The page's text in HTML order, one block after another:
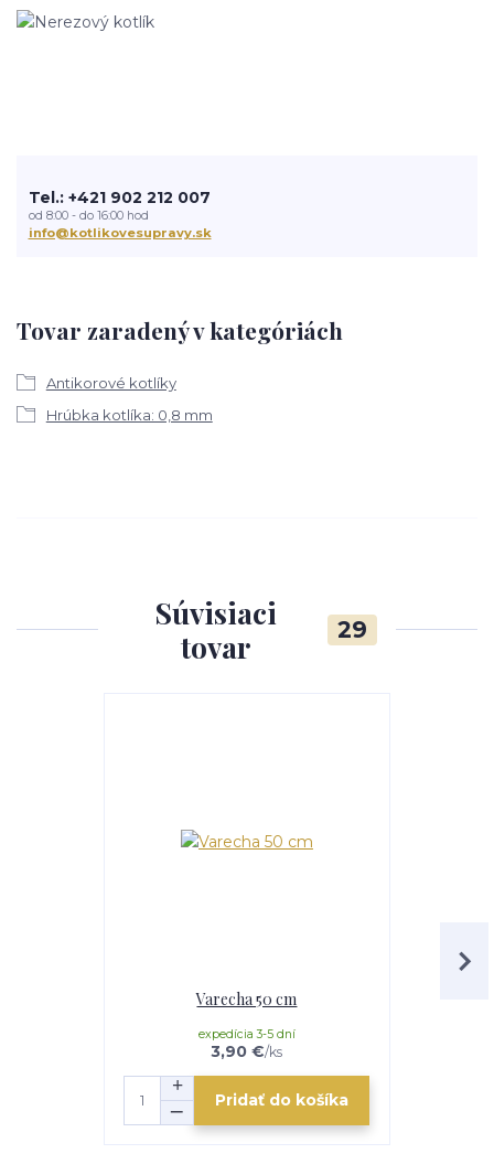
Tovar zaradený v kategóriách
Antikorové kotlíky
Hrúbka kotlíka: 0,8 mm
Tel.: +421 902 212 007
od 8:00 - do 16:00 hod
info@kotlikovesupravy.sk
Súvisiaci
tovar
29
Varecha 50 cm
3,90 €/ks
expedícia 3-5 dní
Pridať do košíka